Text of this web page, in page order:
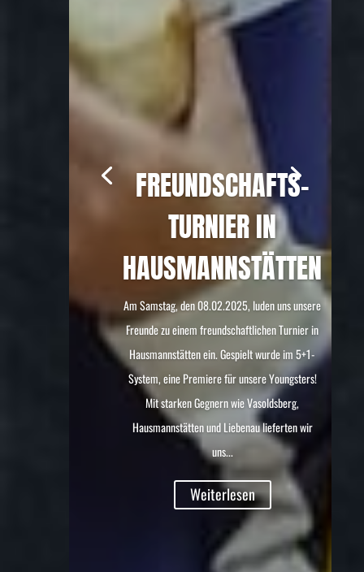
FREUNDSCHAFTS­
TURNIER IN
HAUSMANNSTÄTTEN
Am Samstag, den 08.02.2025, luden uns unsere
Freunde zu einem freundschaftlichen Turnier in
Hausmannstätten ein. Gespielt wurde im 5+1-
System, eine Premiere für unsere Youngsters!
Mit starken Gegnern wie Vasoldsberg,
Hausmannstätten und Liebenau lieferten wir
uns...
Weiterlesen